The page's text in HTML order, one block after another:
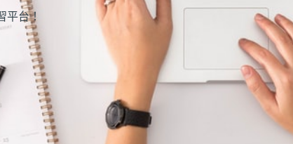
平台！